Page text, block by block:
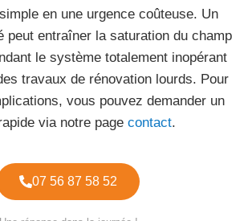
en une urgence coûteuse. Un
peut entraîner la saturation du champ
le système totalement inopérant
travaux de rénovation lourds. Pour
vous pouvez demander un
via notre page contact.
07 56 87 58 52